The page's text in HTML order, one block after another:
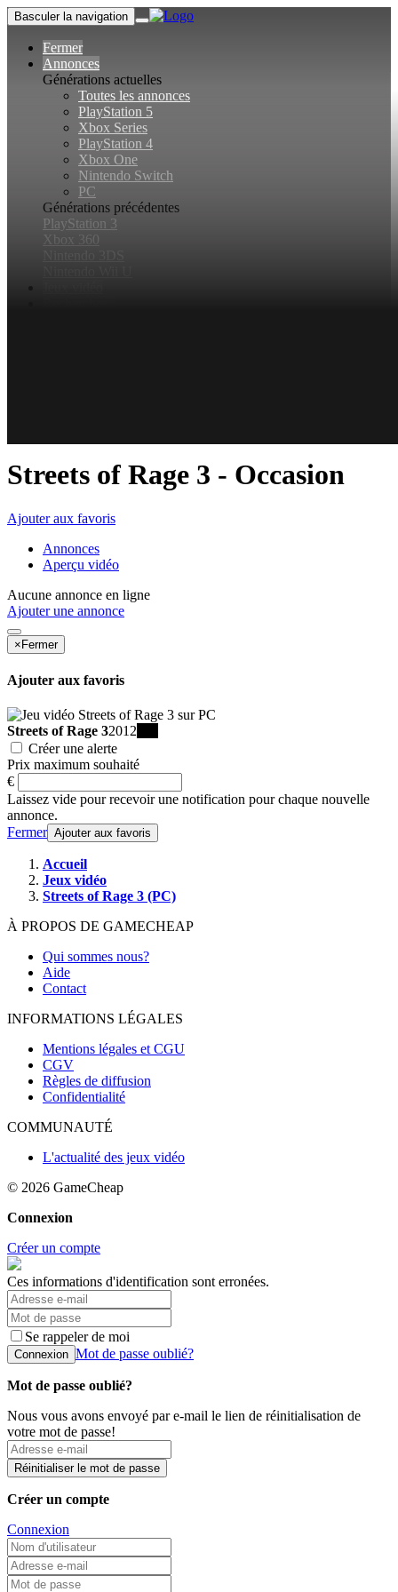
Basculer la navigation
Fermer
Annonces
Générations actuelles
Toutes les annonces
PlayStation 5
Xbox Series
PlayStation 4
Xbox One
Nintendo Switch
PC
Générations précédentes
PlayStation 3
Xbox 360
Streets of Rage 3 - Occasion
Ajouter aux favoris
Annonces
Aperçu vidéo
Aucune annonce en ligne
Ajouter une annonce
× Fermer
Ajouter aux favoris
Streets of Rage 32012
Créer une alerte
Prix maximum souhaité
€
Laissez vide pour recevoir une notification pour chaque nouvelle
annonce.
Fermer Ajouter aux favoris
Accueil
Jeux vidéo
Streets of Rage 3 (PC)
À PROPOS DE GAMECHEAP
Qui sommes nous?
Aide
Contact
INFORMATIONS LÉGALES
Mentions légales et CGU
CGV
Règles de diffusion
Confidentialité
COMMUNAUTÉ
L'actualité des jeux vidéo
© 2026 GameCheap
Connexion
Créer un compte
Ces informations d'identification sont erronées.
Se rappeler de moi
Connexion Mot de passe oublié?
Mot de passe oublié?
Nous vous avons envoyé par e-mail le lien de réinitialisation de
votre mot de passe!
Réinitialiser le mot de passe
Créer un compte
Connexion